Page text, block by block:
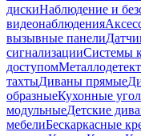
дискиНаблюдение и
видеонаблюдения
вызывные панели
сигнализацииСистемы
доступом
тахтыДиваны прямые
образныеКухонные
модульныеДетские
мебелиБескаркасные